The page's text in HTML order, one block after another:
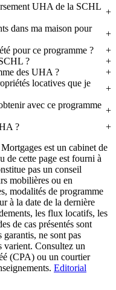
UHA de la SCHL
dans ma maison pour
pour ce programme ?
?
des UHA ?
locatives que je
avec ce programme
?
est un cabinet de
de cette page est fourni à
pas un conseil
mobilières ou en
modalités de programme
à la date de la dernière
les flux locatifs, les
de cas présentés sont
ne sont pas
varient. Consultez un
(CPA) ou un courtier
Editorial